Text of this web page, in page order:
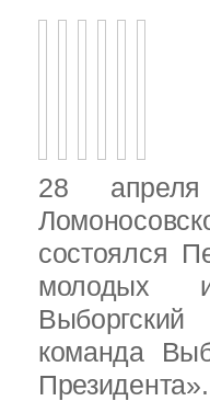
28
состоялся
молодых
команда
Президента».